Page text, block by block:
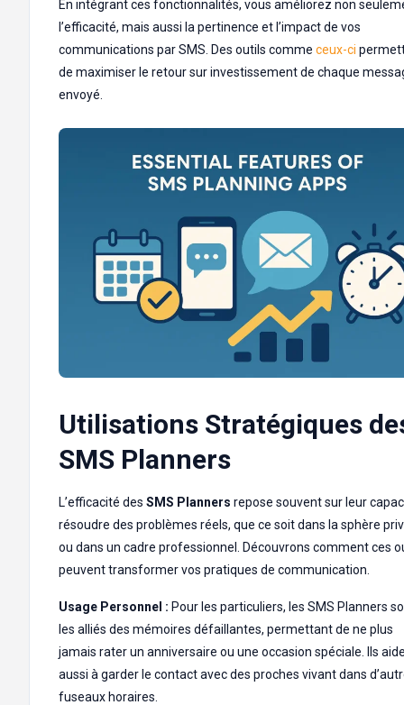
En intégrant ces fonctionnalités, vous améliorez non
l’efficacité, mais aussi la pertinence et l’impact de vos
communications par SMS. Des outils comme ceux-ci
de maximiser le retour sur investissement de chaque
envoyé.
Utilisations Stratégiques
SMS Planners
L’efficacité des SMS Planners repose souvent sur leur
résoudre des problèmes réels, que ce soit dans la sphère
ou dans un cadre professionnel. Découvrons comment ces
peuvent transformer vos pratiques de communication.
Usage Personnel : Pour les particuliers, les SMS Planners
les alliés des mémoires défaillantes, permettant de ne plus
jamais rater un anniversaire ou une occasion spéciale. Ils
aussi à garder le contact avec des proches vivant dans
fuseaux horaires.